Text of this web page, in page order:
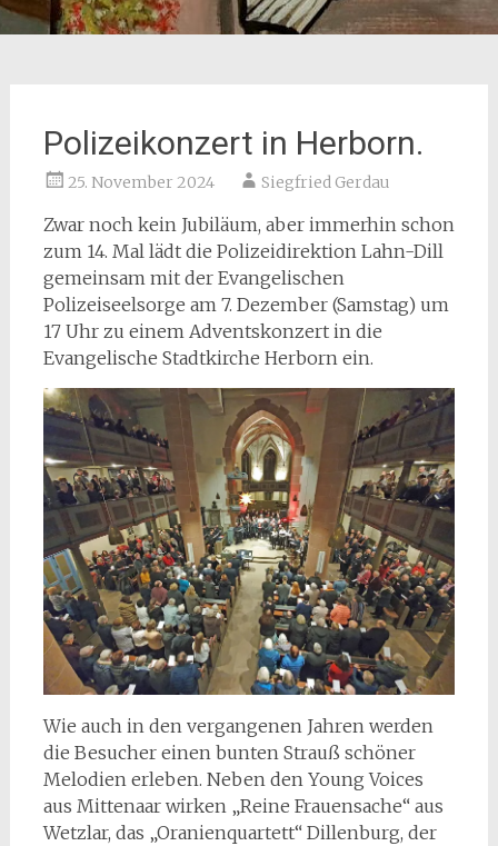
Polizeikonzert in Herborn.
25. November 2024 Siegfried Gerdau
Zwar noch kein Jubiläum, aber immerhin schon
zum 14. Mal lädt die Polizeidirektion Lahn-Dill
gemeinsam mit der Evangelischen
Polizeiseelsorge am 7. Dezember (Samstag) um
17 Uhr zu einem Adventskonzert in die
Evangelische Stadtkirche Herborn ein.
Wie auch in den vergangenen Jahren werden
die Besucher einen bunten Strauß schöner
Melodien erleben. Neben den Young Voices
aus Mittenaar wirken „Reine Frauensache“ aus
Wetzlar, das „Oranienquartett“ Dillenburg, der